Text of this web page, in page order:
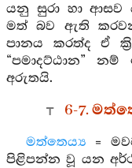
යනු සුරා හා
මත් බව ඇති
පානය කරත්ද ඒ
“පමාදට්ඨාන”
අරුතයි.
6-7.
මත්තෙය්‍ය =
පිළිපන්න වූ යන